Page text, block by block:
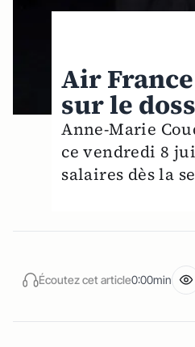
Air
sur le
Anne-Marie
ce vendredi 8
salaires dès la
Écoutez cet article0:00min